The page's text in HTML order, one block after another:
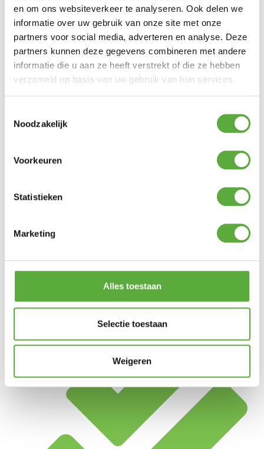
en om ons websiteverkeer te analyseren. Ook delen we
informatie over uw gebruik van onze site met onze
partners voor social media, adverteren en analyse. Deze
partners kunnen deze gegevens combineren met andere
informatie die u aan ze heeft verstrekt of die ze hebben
verzameld op basis van uw gebruik van hun services.
Noodzakelijk
Voorkeuren
Statistieken
Marketing
Alles toestaan
Selectie toestaan
Weigeren
Achteraf betalen mogelijk